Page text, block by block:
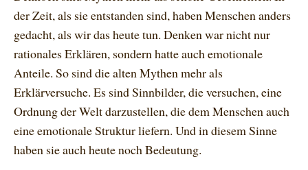
der Zeit, als sie entstanden sind, haben Menschen anders
gedacht, als wir das heute tun. Denken war nicht nur
rationales Erklären, sondern hatte auch emotionale
Anteile. So sind die alten Mythen mehr als
Erklärversuche. Es sind Sinnbilder, die versuchen, eine
Ordnung der Welt darzustellen, die dem Menschen auch
eine emotionale Struktur liefern. Und in diesem Sinne
haben sie auch heute noch Bedeutung.